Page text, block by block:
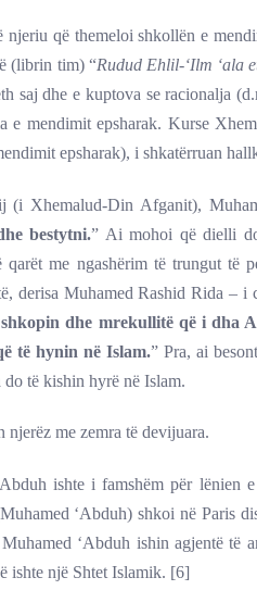
njeriu që themeloi shkollën e
(librin tim) “Rudud Ehlil-‘Ilm ‘ala
saj dhe e kuptova se racionalja
e mendimit epsharak. Kurse
epsharak), i shkatërruan
(i Xhemalud-Din Afganit),
bestytni.” Ai mohoi që dielli
qarët me ngashërim të trungut të
derisa Muhamed Rashid Rida –
dhe mrekullitë që i dha
të hynin në Islam.” Pra, ai
do të kishin hyrë në Islam.
njerëz me zemra të devijuara.
ishte i famshëm për lënien
‘Abduh) shkoi në Paris
‘Abduh ishin agjentë të
ishte një Shtet Islamik. [6]